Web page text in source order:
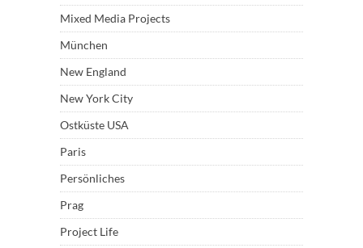
Mixed Media Projects
München
New England
New York City
Ostküste USA
Paris
Persönliches
Prag
Project Life